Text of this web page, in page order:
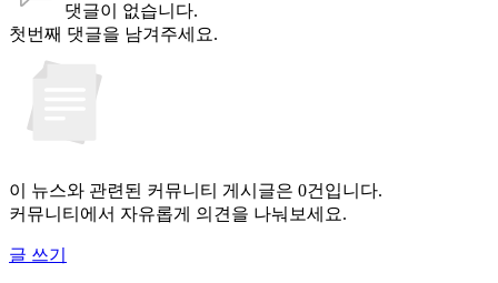
댓글이 없습니다.
첫번째 댓글을 남겨주세요.
이 뉴스와 관련된 커뮤니티 게시글은 0건입니다.
커뮤니티에서 자유롭게 의견을 나눠보세요.
글 쓰기